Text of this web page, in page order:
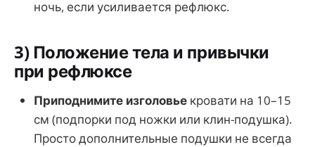
ночь, если усиливается рефлюкс.
3) Положение тела и привычки
при рефлюксе
Приподнимите изголовье кровати на 10–15
см (подпорки под ножки или клин-подушка).
Просто дополнительные подушки не всегда